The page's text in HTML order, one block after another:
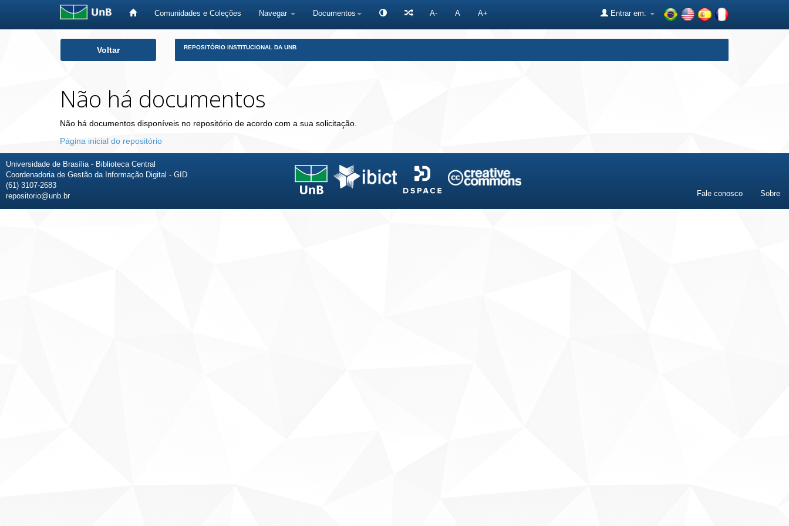
Comunidades e Coleções Navegar Documentos A- A A+ Entrar em:
Voltar REPOSITÓRIO INSTITUCIONAL DA UNB
Não há documentos
Não há documentos disponíveis no repositório de acordo com a sua solicitação.
Página inicial do repositório
Universidade de Brasília - Biblioteca Central
Coordenadoria de Gestão da Informação Digital - GID
(61) 3107-2683
repositorio@unb.br
Fale conosco Sobre